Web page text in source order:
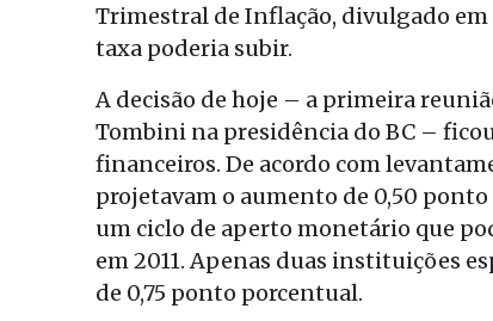
Trimestral de Inflação, divulgado
taxa poderia subir.
A decisão de hoje – a primeira
Tombini na presidência do BC –
financeiros. De acordo com
projetavam o aumento de 0,50
um ciclo de aperto monetário que
em 2011. Apenas duas instituições
de 0,75 ponto porcentual.